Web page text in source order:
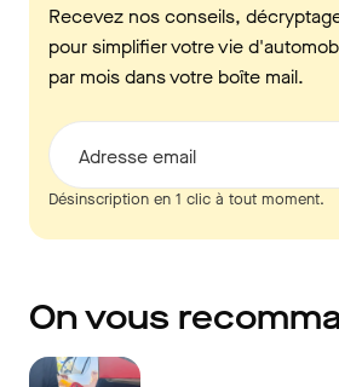
Recevez nos conseils,
pour simplifier votre vie
par mois dans votre boîte mail.
Adresse email
Désinscription en 1 clic à tout moment.
On vous